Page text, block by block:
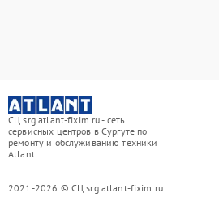
СЦ srg.atlant-fixim.ru - сеть
сервисных центров в Сургуте по
ремонту и обслуживанию техники
Atlant
2021-2026 © СЦ srg.atlant-fixim.ru